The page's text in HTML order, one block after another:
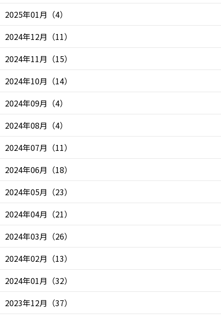
2025年01月 （4）
2024年12月 （11）
2024年11月 （15）
2024年10月 （14）
2024年09月 （4）
2024年08月 （4）
2024年07月 （11）
2024年06月 （18）
2024年05月 （23）
2024年04月 （21）
2024年03月 （26）
2024年02月 （13）
2024年01月 （32）
2023年12月 （37）